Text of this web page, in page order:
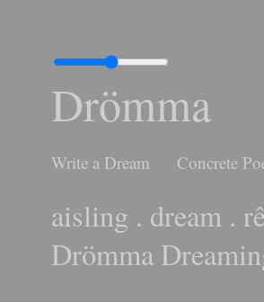
Drömma
Write a Dream Concrete
aisling . dream .
Drömma